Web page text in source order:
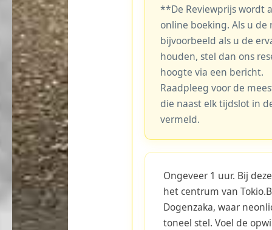
**De Reviewprijs wordt
online boeking. Als u
bijvoorbeeld als u de
houden, stel dan ons
hoogte via een bericht.
Raadpleeg voor de
die naast elk tijdslot in
vermeld.
Ongeveer 1 uur. Bij
het centrum van
Dogenzaka, waar
toneel stel. Voel de